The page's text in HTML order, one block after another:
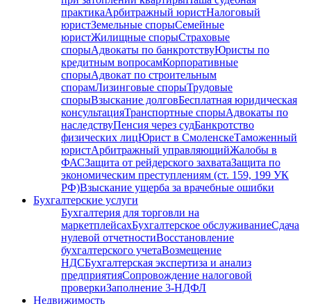
практикаАрбитражный юристНалоговый
юристЗемельные спорыСемейные
юристЖилищные спорыСтраховые
спорыАдвокаты по банкротствуЮристы по
кредитным вопросамКорпоративные
спорыАдвокат по строительным
спорамЛизинговые спорыТрудовые
спорыВзыскание долговБесплатная юридическая
консультацияТранспортные спорыАдвокаты по
наследствуПенсия через судБанкротство
физических лицЮрист в СмоленскеТаможенный
юристАрбитражный управляющийЖалобы в
ФАСЗащита от рейдерского захватаЗащита по
экономическим преступлениям (ст. 159, 199 УК
РФ)Взыскание ущерба за врачебные ошибки
Бухгалтерские услуги
Бухгалтерия для торговли на
маркетплейсахБухгалтерское обслуживаниеСдача
нулевой отчетностиВосстановление
бухгалтерского учетаВозмещение
НДСБухгалтерская экспертиза и анализ
предприятияСопровождение налоговой
проверкиЗаполнение 3-НДФЛ
Недвижимость